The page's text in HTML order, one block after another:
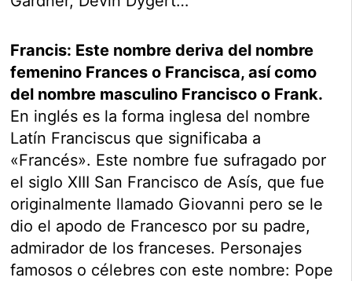
Francis: Este nombre deriva del nombre
femenino Frances o Francisca, así como
del nombre masculino Francisco o Frank.
En inglés es la forma inglesa del nombre
Latín Franciscus que significaba a
«Francés». Este nombre fue sufragado por
el siglo XIII San Francisco de Asís, que fue
originalmente llamado Giovanni pero se le
dio el apodo de Francesco por su padre,
admirador de los franceses. Personajes
famosos o célebres con este nombre: Pope